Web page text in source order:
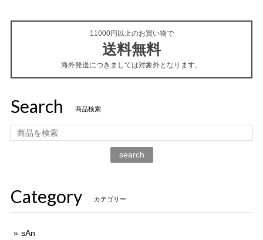
11000円以上のお買い物で
送料無料
海外発送につきましては対象外となります。
Search 商品検索
search
Category カテゴリー
sAn